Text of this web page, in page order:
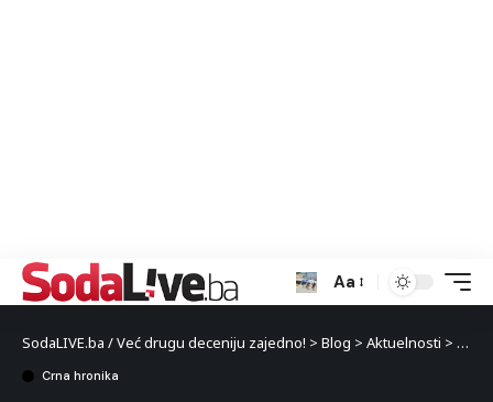
Aa
SodaLIVE.ba / Već drugu deceniju zajedno! > Blog > Aktuelnosti > Crna
Crna hronika